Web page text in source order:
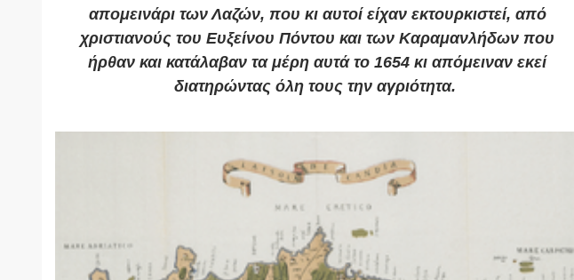
απομεινάρι των Λαζών, που κι αυτοί είχαν εκτουρκιστεί, από
χριστιανούς του Ευξείνου Πόντου και των Καραμανλήδων που
ήρθαν και κατάλαβαν τα μέρη αυτά το 1654 κι απόμειναν εκεί
διατηρώντας όλη τους την αγριότητα.